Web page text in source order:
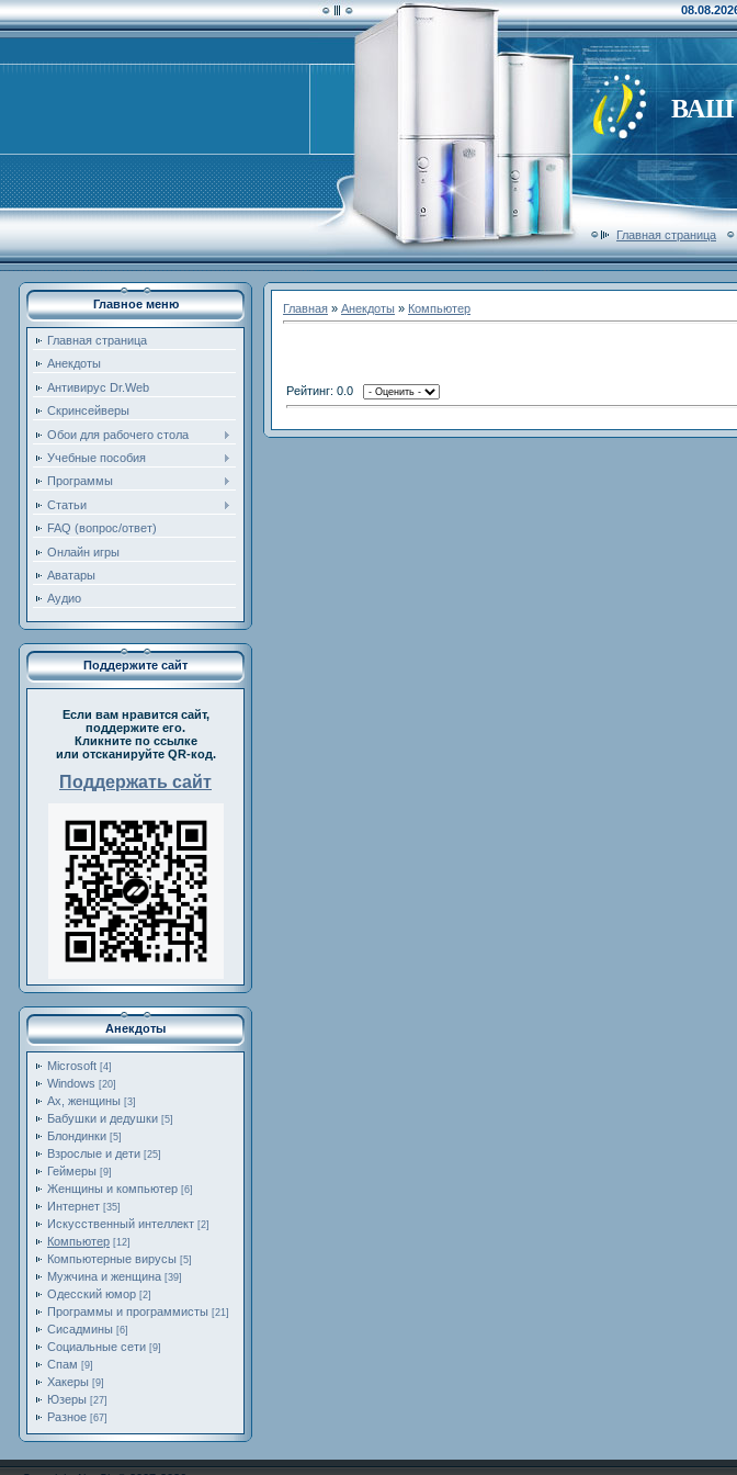
Главная страница
Главное меню
Главная страница
Анекдоты
Антивирус Dr.Web
Скринсейверы
Обои для рабочего стола
Учебные пособия
Программы
Статьи
FAQ (вопрос/ответ)
Онлайн игры
Аватары
Аудио
Поддержите сайт
Если вам нравится сайт,
поддержите его.
Кликните по ссылке
или отсканируйте QR-код.
Поддержать сайт
Анекдоты
Microsoft [4]
Windows [20]
Ах, женщины [3]
Бабушки и дедушки [5]
Блондинки [5]
Взрослые и дети [25]
Геймеры [9]
Женщины и компьютер [6]
Интернет [35]
Искусственный интеллект [2]
Компьютер [12]
Компьютерные вирусы [5]
Мужчина и женщина [39]
Одесский юмор [2]
Программы и программисты [21]
Сисадмины [6]
Социальные сети [9]
Спам [9]
Хакеры [9]
Юзеры [27]
Разное [67]
Главная » Анекдоты » Компьютер
Рейтинг: 0.0